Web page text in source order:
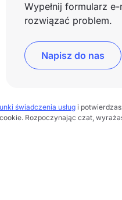
Wypełnij formularz
rozwiązać problem.
Napisz do nas
świadczenia usług i
Rozpoczynając czat,